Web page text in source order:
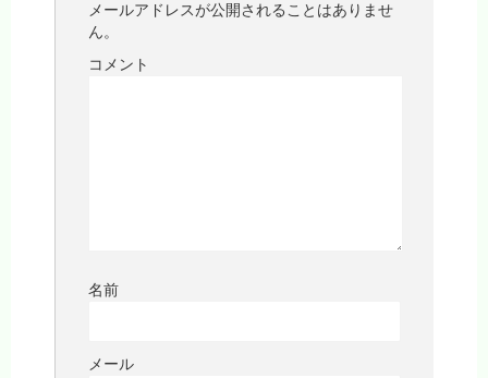
メールアドレスが公開されることはありませ
ん。
コメント
名前
メール